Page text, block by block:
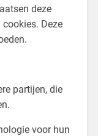
deze
Deze
partijen, die
voor hun